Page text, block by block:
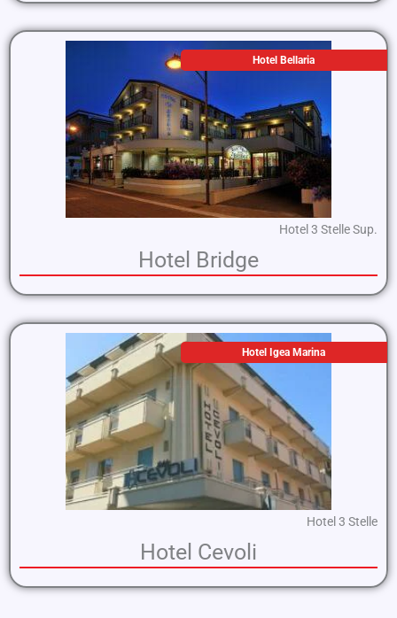
Hotel Bellaria
Hotel 3 Stelle Sup.
Hotel Bridge
Hotel Igea Marina
Hotel 3 Stelle
Hotel Cevoli